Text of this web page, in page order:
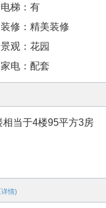
电梯：有
装修：精美装修
景观：花园
家电：配套
当于4楼95平方3房
情)